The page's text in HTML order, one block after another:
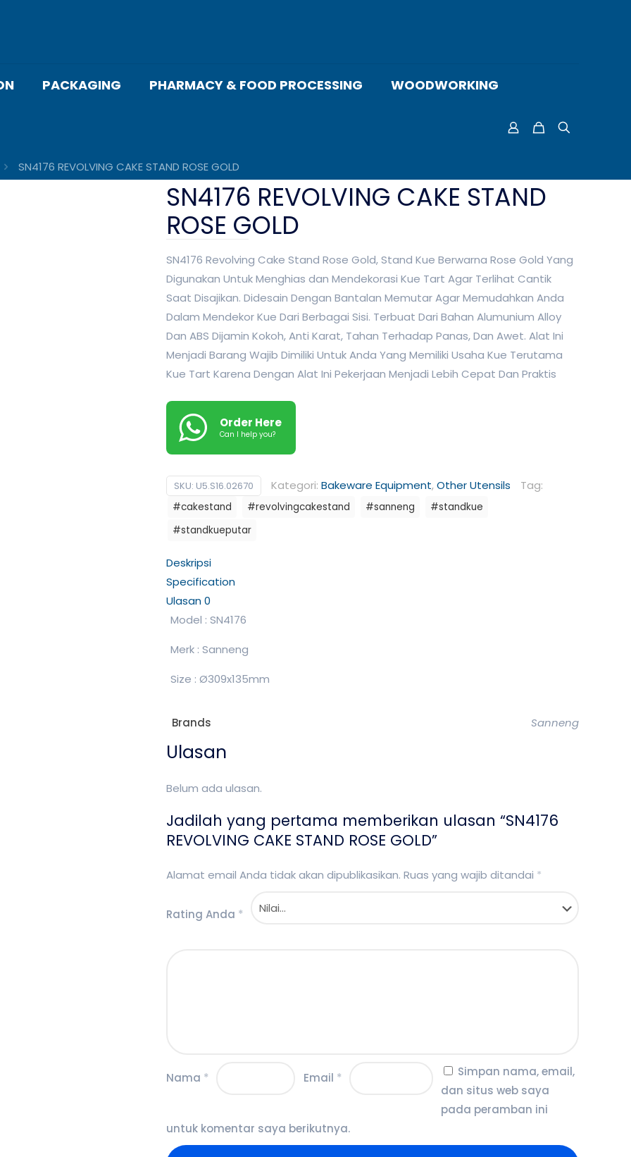
PACKAGING PHARMACY & FOOD PROCESSING WOODWORKING
SN4176 REVOLVING CAKE STAND ROSE GOLD
SN4176 REVOLVING CAKE STAND
ROSE GOLD
SN4176 Revolving Cake Stand Rose Gold, Stand Kue Berwarna Rose Gold Yang
Digunakan Untuk Menghias dan Mendekorasi Kue Tart Agar Terlihat Cantik
Saat Disajikan. Didesain Dengan Bantalan Memutar Agar Memudahkan Anda
Dalam Mendekor Kue Dari Berbagai Sisi. Terbuat Dari Bahan Alumunium Alloy
Dan ABS Dijamin Kokoh, Anti Karat, Tahan Terhadap Panas, Dan Awet. Alat Ini
Menjadi Barang Wajib Dimiliki Untuk Anda Yang Memiliki Usaha Kue Terutama
Kue Tart Karena Dengan Alat Ini Pekerjaan Menjadi Lebih Cepat Dan Praktis
Order Here
Can I help you?
SKU: U5.S16.02670 Kategori: Bakeware Equipment,Other Utensils Tag:
#cakestand #revolvingcakestand #sanneng
#standkue
#standkueputar
Deskripsi
Specification
Ulasan0
Model : SN4176
Merk : Sanneng
Size : Ø309x135mm
Brands Sanneng
Ulasan
Belum ada ulasan.
Jadilah yang pertama memberikan ulasan “SN4176
REVOLVING CAKE STAND ROSE GOLD”
Alamat email Anda tidak akan dipublikasikan. Ruas yang wajib ditandai *
Rating Anda *
Nama * Email *
Simpan nama, email,
dan situs web saya
pada peramban ini
untuk komentar saya berikutnya.